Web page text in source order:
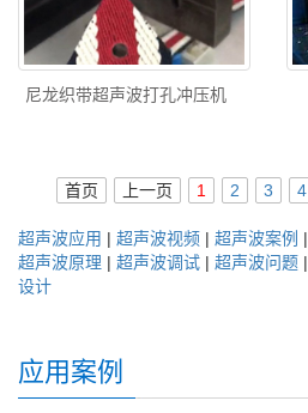
尼龙织带超声波打孔冲压机
首页 上一页 1 2 3 4
超声波应用 | 超声波视频 | 超声波案例 |
超声波原理 | 超声波调试 | 超声波问题 |
设计
应用案例